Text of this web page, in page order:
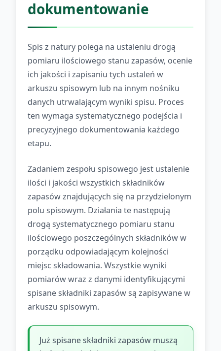
dokumentowanie
Spis z natury polega na ustaleniu drogą
pomiaru ilościowego stanu zapasów, ocenie
ich jakości i zapisaniu tych ustaleń w
arkuszu spisowym lub na innym nośniku
danych utrwalającym wyniki spisu. Proces
ten wymaga systematycznego podejścia i
precyzyjnego dokumentowania każdego
etapu.
Zadaniem zespołu spisowego jest ustalenie
ilości i jakości wszystkich składników
zapasów znajdujących się na przydzielonym
polu spisowym. Działania te następują
drogą systematycznego pomiaru stanu
ilościowego poszczególnych składników w
porządku odpowiadającym kolejności
miejsc składowania. Wszystkie wyniki
pomiarów wraz z danymi identyfikującymi
spisane składniki zapasów są zapisywane w
arkuszu spisowym.
Już spisane składniki zapasów muszą